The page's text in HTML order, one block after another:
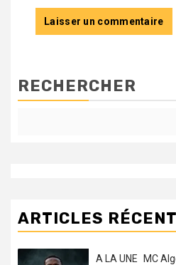
RECHERCHER
ARTICLES
A LA UNE MC